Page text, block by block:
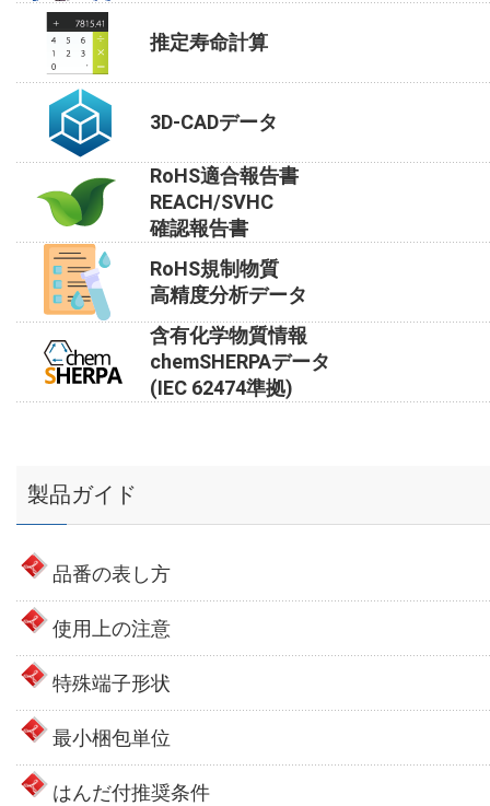
推定寿命計算
3D-CADデータ
RoHS適合報告書
REACH/SVHC
確認報告書
RoHS規制物質
高精度分析データ
含有化学物質情報
chemSHERPAデータ
(IEC 62474準拠)
製品ガイド
品番の表し方
使用上の注意
特殊端子形状
最小梱包単位
はんだ付推奨条件